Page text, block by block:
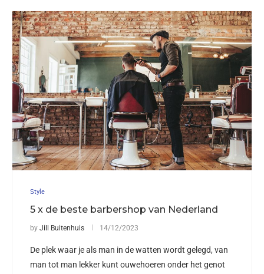
Style
5 x de beste barbershop van Nederland
by Jill Buitenhuis 14/12/2023
De plek waar je als man in de watten wordt gelegd, van
man tot man lekker kunt ouwehoeren onder het genot